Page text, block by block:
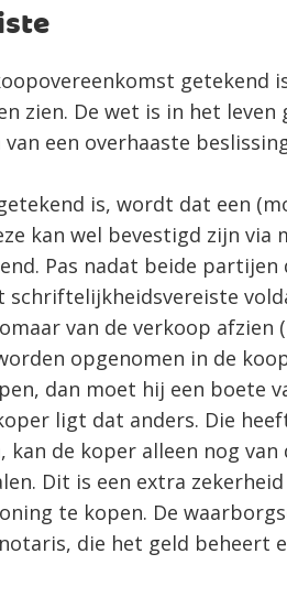
getekend
zien. De wet is in het
een overhaaste
is, wordt dat een
kan wel bevestigd zijn via
Pas nadat beide
schriftelijkheidsvereiste
van de verkoop afzien
opgenomen in de
dan moet hij een boete
ligt dat anders. Die
kan de koper alleen nog
Dit is een extra
te kopen. De
die het geld beheert